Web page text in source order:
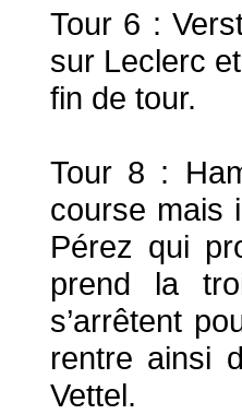
Tour 6 :
sur Leclerc
fin de tour.
Tour 8 :
course mais
Pérez qui
prend la
s’arrêtent
rentre ainsi
Vettel.